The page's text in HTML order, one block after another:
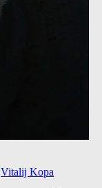
Vitalij Kopa